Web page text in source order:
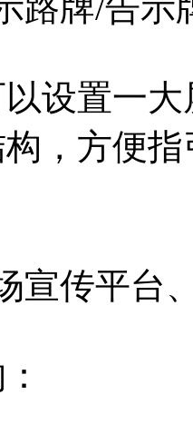
置一大
，方便
传平台